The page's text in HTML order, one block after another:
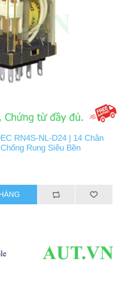
RN4S-NL-D24 | 14 Chân
Rung Siêu Bền